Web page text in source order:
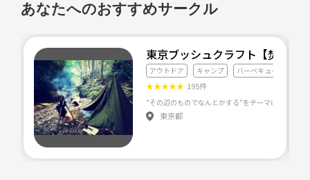
あなたへのおすすめサークル
東京ブッシュクラフト【焚火・
アウトドア キャンプ バーベキュー
★★★★★ 195件
東京都